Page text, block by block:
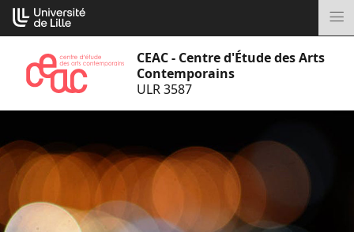
Aller
au
CEAC - Centre d'Étude des Arts
Contemporains
ULR 3587
Cookies management panel